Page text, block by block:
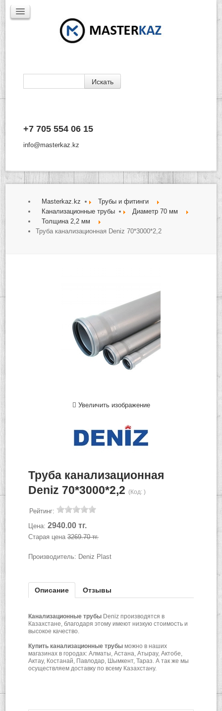
+7 705 554 06 15
info@masterkaz.kz
Доставка
Masterkaz.kz
Трубы и фитинги
Канализационные трубы
Диаметр 70 мм
Толщина 2,2 мм
Труба канализационная Deniz 70*3000*2,2
Увеличить изображение
Труба канализационная
Deniz 70*3000*2,2 (Код: )
Рейтинг:
Цена: 2940.00 тг.
Старая цена 3269.70 тг.
Производитель: Deniz Plast
Описание Отзывы
Канализационные трубыDeniz производятся в
Казахстане, благодаря этому имеют низкую стоимость и
высокое качество.
Купить канализационные трубыможно в наших
магазинах в городах: Алматы, Астана, Атырау, Актобе,
Актау, Костанай, Павлодар, Шымкент, Тараз. А так же мы
осуществляем доставку по всему Казахстану.